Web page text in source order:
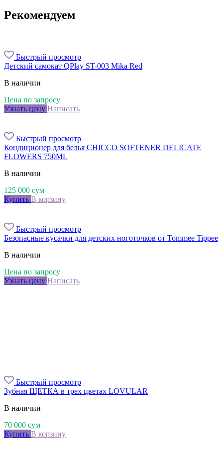
Рекомендуем
Быстрый просмотр
Детский самокат QPlay ST-003 Mika Red
В наличии
Цена по запросу
Узнать цену Написать
Быстрый просмотр
Кондиционер для белья CHICCO SOFTENER DELICATE
FLOWERS 750ML
В наличии
125 000 сум
Купить В корзину
Быстрый просмотр
Безопасные кусачки для детских ноготочков от Tommee Tippee
В наличии
Цена по запросу
Узнать цену Написать
Быстрый просмотр
Зубная ЩЕТКА в трех цветах LOVULAR
В наличии
70 000 сум
Купить В корзину